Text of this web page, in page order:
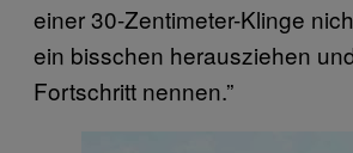
einer 30-Zentimeter-Klinge
ein bisschen herausziehen
Fortschritt nennen.”